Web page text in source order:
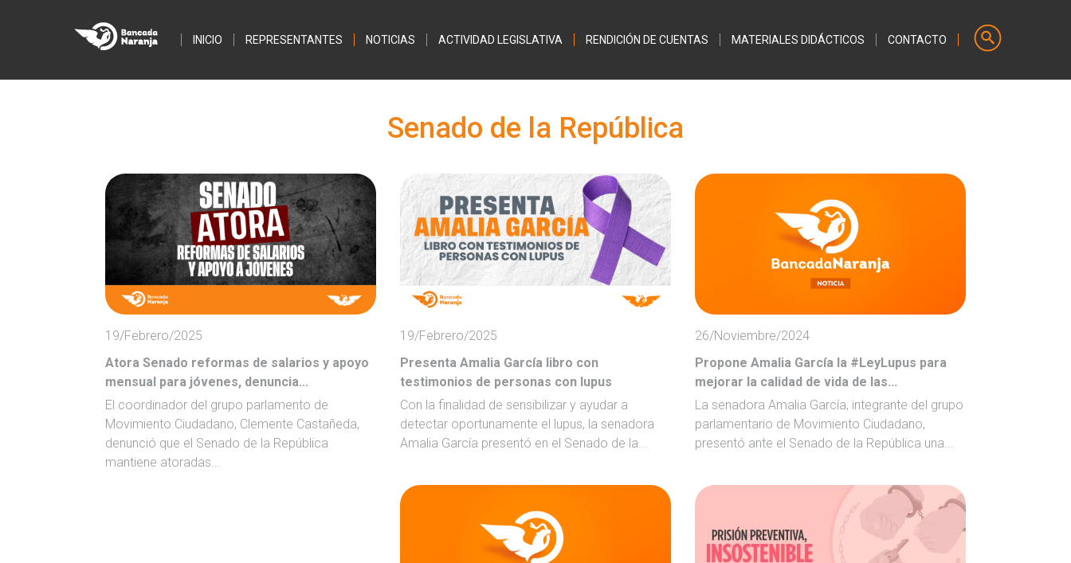
INICIO REPRESENTANTES NOTICIAS ACTIVIDAD LEGISLATIVA RENDICIÓN DE CUENTAS MATERIALES DIDÁCTICOS CONTACTO
Senado de la República
19/Febrero/2025
Atora Senado reformas de salarios y apoyo
mensual para jóvenes, denuncia...
El coordinador del grupo parlamento de
Movimiento Ciudadano, Clemente Castañeda,
denunció que el Senado de la República
mantiene atoradas...
19/Febrero/2025
Presenta Amalia García libro con
testimonios de personas con lupus
Con la finalidad de sensibilizar y ayudar a
detectar oportunamente el lupus, la senadora
Amalia García presentó en el Senado de la...
26/Noviembre/2024
Propone Amalia García la #LeyLupus para
mejorar la calidad de vida de las...
La senadora Amalia García, integrante del grupo
parlamentario de Movimiento Ciudadano,
presentó ante el Senado de la República una...